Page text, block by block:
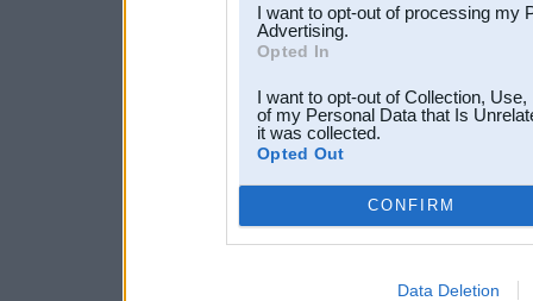
I want to opt-out of processing my
Advertising.
Opted In
I want to opt-out of Collection,
of my Personal Data that Is
it was collected.
Opted Out
CONFIRM
Data Deletion